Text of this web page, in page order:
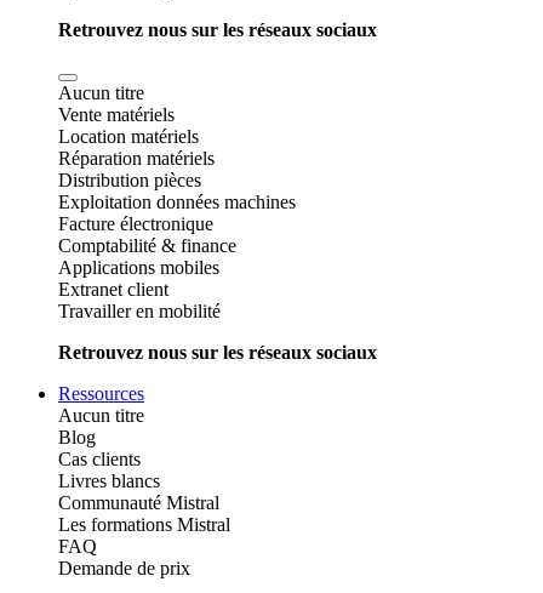
Retrouvez nous sur les réseaux sociaux
Aucun titre
Vente matériels
Location matériels
Réparation matériels
Distribution pièces
Exploitation données machines
Facture électronique
Comptabilité & finance
Applications mobiles
Extranet client
Travailler en mobilité
Retrouvez nous sur les réseaux sociaux
Ressources
Aucun titre
Blog
Cas clients
Livres blancs
Communauté Mistral
Les formations Mistral
FAQ
Demande de prix